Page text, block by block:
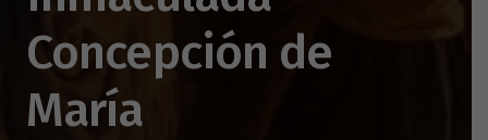
Concepción de
María